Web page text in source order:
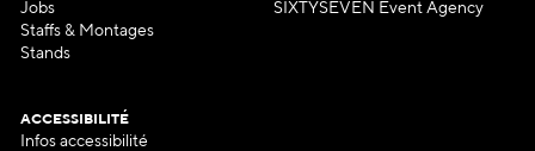
Jobs
Staffs & Montages
Stands
SIXTYSEVEN Event Agency
ACCESSIBILITÉ
Infos accessibilité